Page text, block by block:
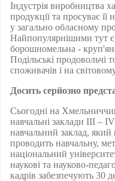
Індустрія виробництва
продукції та просуває її
у загально обласному
Найпопулярнішими тут є
борошномельна -
Подільські продовольчі
споживачів і на
Досить серйозно
Сьогодні на
навчальні заклади III –
навчальний заклад, який
проводить навчальну,
національний
наукові та науково-
кадрів забезпечують 30